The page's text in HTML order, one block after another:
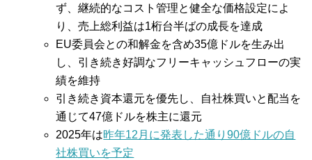
ず、継続的なコスト管理と健全な価格設定によ
り、売上総利益は1桁台半ばの成長を達成
EU委員会との和解金を含め35億ドルを生み出
し、引き続き好調なフリーキャッシュフローの実
績を維持
引き続き資本還元を優先し、自社株買いと配当を
通じて47億ドルを株主に還元
2025年は昨年12月に発表した通り90億ドルの自
社株買いを予定